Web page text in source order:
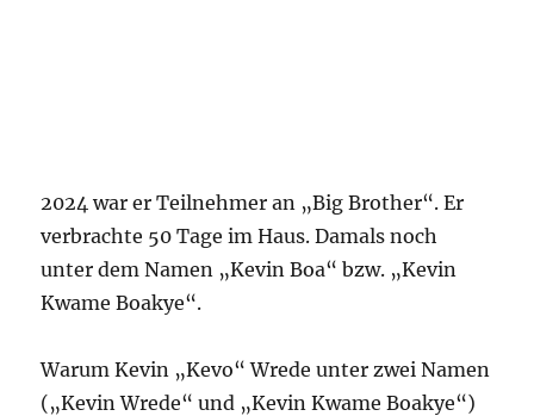
2024 war er Teilnehmer an „Big Brother“. Er
verbrachte 50 Tage im Haus. Damals noch
unter dem Namen „Kevin Boa“ bzw. „Kevin
Kwame Boakye“.
Warum Kevin „Kevo“ Wrede unter zwei Namen
(„Kevin Wrede“ und „Kevin Kwame Boakye“)